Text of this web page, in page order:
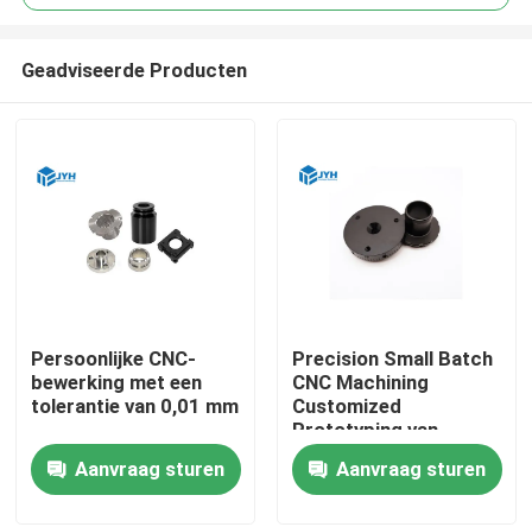
Geadviseerde Producten
Persoonlijke CNC-
bewerking met een
tolerantie van 0,01 mm
Aanvraag sturen
Precision Small Batch
CNC Machining
Customized
Prototyping van
roestvrij staal
Aanvraag sturen